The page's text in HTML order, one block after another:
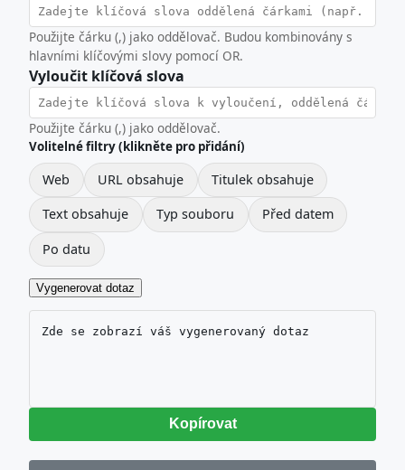
Použijte čárku (,) jako oddělovač. Budou kombinovány s
hlavními klíčovými slovy pomocí OR.
Vyloučit klíčová slova
Použijte čárku (,) jako oddělovač.
Volitelné filtry (klikněte pro přidání)
Web URL obsahuje Titulek obsahuje
Text obsahuje Typ souboru Před datem
Po datu
Vygenerovat dotaz
Zde se zobrazí váš vygenerovaný dotaz
Kopírovat